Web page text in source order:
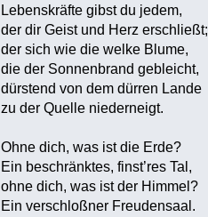
Lebenskräfte gibst du jedem,
der dir Geist und Herz erschließt;
der sich wie die welke Blume,
die der Sonnenbrand gebleicht,
dürstend von dem dürren Lande
zu der Quelle niederneigt.
Ohne dich, was ist die Erde?
Ein beschränktes, finst’res Tal,
ohne dich, was ist der Himmel?
Ein verschloßner Freudensaal.